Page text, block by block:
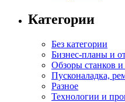
Категории
Без категории
Бизнес-планы и
Обзоры станков
Пусконаладка,
Разное
Технологии и